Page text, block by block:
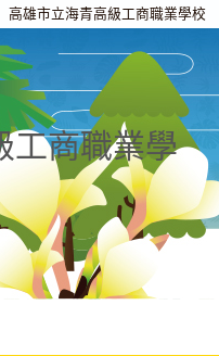
高雄市立海青高級工商職業學校
工商職業學